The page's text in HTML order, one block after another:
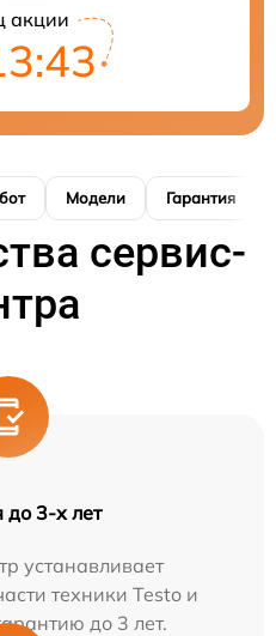
акции
Модели Гарантия
сервис-
до 3-х лет
устанавливает
техники Testo и
до 3 лет.